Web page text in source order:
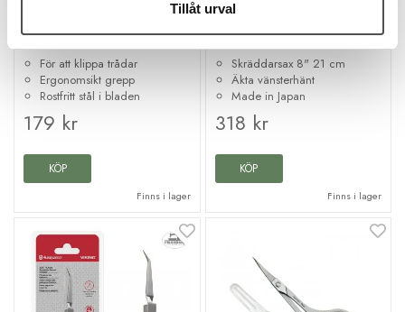
Tillåt urval
Kai ergonomisk trådsax
N5125 12 cm
För att klippa trådar
Ergonomsikt grepp
Rostfritt stål i bladen
179 kr
KÖP
Finns i lager
Kai sysax N5210L 21 cm
vänster
Skräddarsax 8" 21 cm
Äkta vänsterhänt
Made in Japan
318 kr
KÖP
Finns i lager